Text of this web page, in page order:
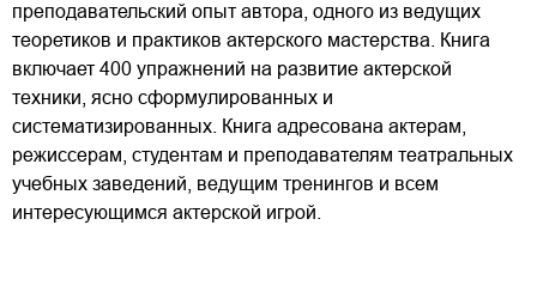
преподавательский опыт автора, одного из ведущих
теоретиков и практиков актерского мастерства. Книга
включает 400 упражнений на развитие актерской
техники, ясно сформулированных и
систематизированных. Книга адресована актерам,
режиссерам, студентам и преподавателям театральных
учебных заведений, ведущим тренингов и всем
интересующимся актерской игрой.